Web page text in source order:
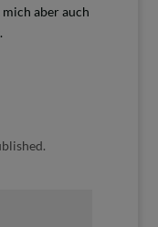
aber auch